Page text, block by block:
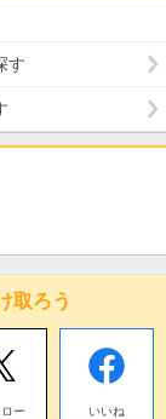
す
取ろう
ー いいね